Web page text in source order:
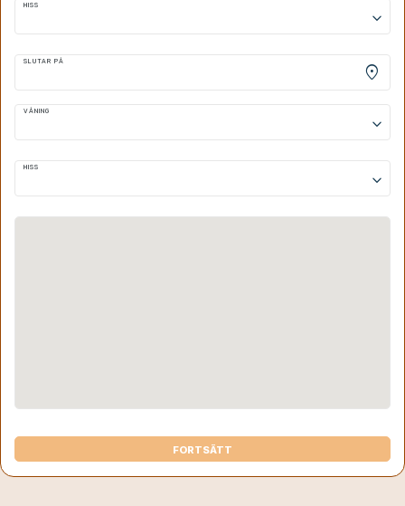
HISS
keyboard_arrow_down
SLUTAR PÅ
location_on
VÅNING
keyboard_arrow_down
HISS
keyboard_arrow_down
FORTSÄTT